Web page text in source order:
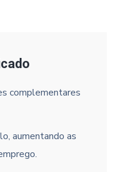
complementares
aumentando as